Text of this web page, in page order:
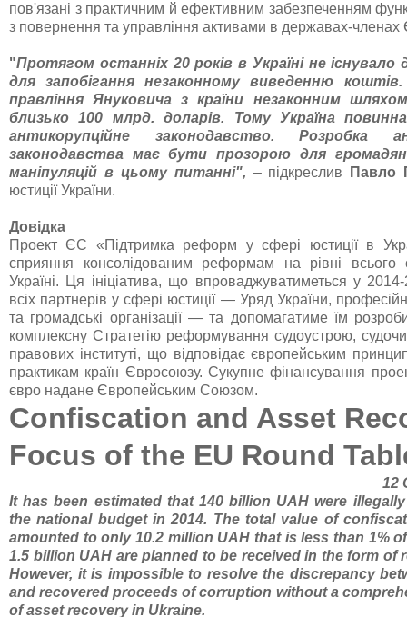
пов'язані з практичним й ефективним забезпеченням
з повернення та управління активами в державах-
"Протягом останніх 20 років в Україні не існувало
для запобігання незаконному виведенню коштів.
правління Януковича з країни незаконним
близько 100 млрд. доларів. Тому Україна
антикорупційне законодавство. Розробка
законодавства має бути прозорою для
маніпуляцій в цьому питанні", – підкреслив
Павло
юстиції України.
Довідка
Проект ЄС «Підтримка реформ у сфері юстиції в
сприяння консолідованим реформам на рівні всього
Україні. Ця ініціатива, що впроваджуватиметься у
всіх партнерів у сфері юстиції — Уряд України,
та громадські організації — та допомагатиме їм
комплексну Стратегію реформування судоустрою,
правових інституті, що відповідає європейським
практикам країн Євросоюзу. Сукупне фінансування
євро надане Європейським Союзом.
Confiscation and Asset
Focus of the EU Round
12
It has been estimated that 140 billion UAH were
the national budget in 2014. The total value of
amounted to only 10.2 million UAH that is less than 1%
1.5 billion UAH are planned to be received in the form of
However, it is impossible to resolve the discrepancy
and recovered proceeds of corruption without a
of asset recovery in Ukraine.